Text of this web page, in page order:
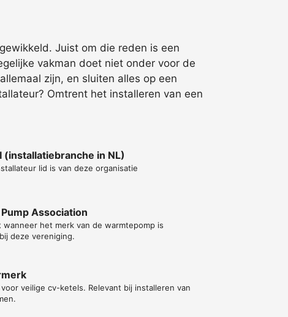
Juist om die reden is een
vakman doet niet onder voor de
zijn, en sluiten alles op een
Omtrent het installeren van een
(installatiebranche in NL)
lid is van deze organisatie
Association
wanneer het merk van de warmtepomp is
deze vereniging.
veilige cv-ketels. Relevant bij installeren van